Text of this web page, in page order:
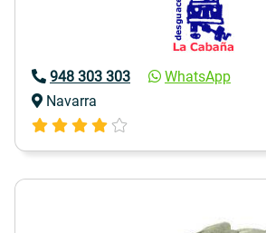
948 303 303
WhatsApp
Navarra